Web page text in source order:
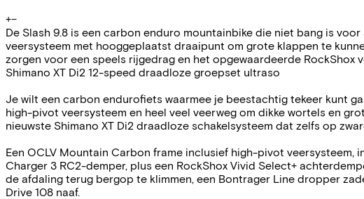
+−
De Slash 9.8 is een carbon enduro mountainbike die niet bang is
veersysteem met hooggeplaatst draaipunt om grote klappen te
zorgen voor een speels rijgedrag en het opgewaardeerde
Shimano XT Di2 12-speed draadloze groepset ultraso
Je wilt een carbon endurofiets waarmee je beestachtig tekeer kunt
high-pivot veersysteem en heel veel veerweg om dikke wortels en
nieuwste Shimano XT Di2 draadloze schakelsysteem dat zelfs op
Een OCLV Mountain Carbon frame inclusief high-pivot veersysteem,
Charger 3 RC2-demper, plus een RockShox Vivid Select+
de afdaling terug bergop te klimmen, een Bontrager Line dropper
Drive 108 naaf.